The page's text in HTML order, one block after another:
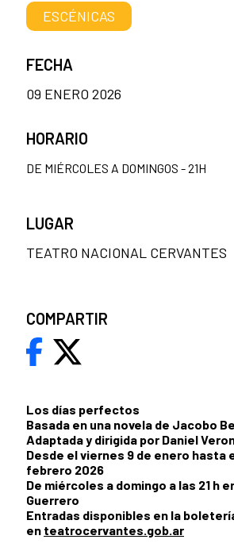
Los días perfectos
Basada en una novela de Jacobo
Adaptada y dirigida por Daniel
Desde el viernes 9 de enero hasta
febrero 2026
De miércoles a domingo a las 21 h
Guerrero
Entradas disponibles en la
en teatrocervantes.gob.ar
ESCÉNICAS
FECHA
09 ENERO 2026
HORARIO
DE MIÉRCOLES A DOMINGOS - 21H
LUGAR
TEATRO NACIONAL CERVANTES
COMPARTIR